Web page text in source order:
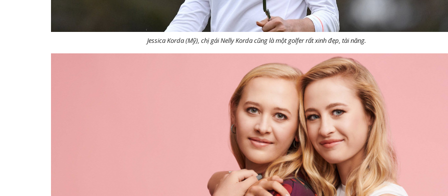
Jessica Korda (Mỹ), chị gái Nelly Korda cũng là một golfer rất xinh đẹp, tài năng.